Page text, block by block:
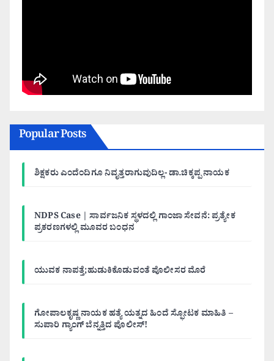
Popular Posts
ಶಿಕ್ಷಕರು ಎಂದೆಂದಿಗೂ ನಿವೃತ್ತರಾಗುವುದಿಲ್ಲ- ಡಾ.ಚಿಕ್ಕಪ್ಪ ನಾಯಕ
NDPS Case | ಸಾರ್ವಜನಿಕ ಸ್ಥಳದಲ್ಲಿ ಗಾಂಜಾ ಸೇವನೆ: ಪ್ರತ್ಯೇಕ
ಪ್ರಕರಣಗಳಲ್ಲಿ ಮೂವರ ಬಂಧನ
ಯುವಕ ನಾಪತ್ತೆ;ಹುಡುಕಿಕೊಡುವಂತೆ ಪೊಲೀಸರ ಮೊರೆ
ಗೋಪಾಲಕೃಷ್ಣ ನಾಯಕ ಹತ್ಯೆ ಯತ್ನದ ಹಿಂದೆ ಸ್ಫೋಟಕ ಮಾಹಿತಿ –
ಸುಪಾರಿ ಗ್ಯಾಂಗ್ ಬೆನ್ನತ್ತಿದ ಪೊಲೀಸ್!